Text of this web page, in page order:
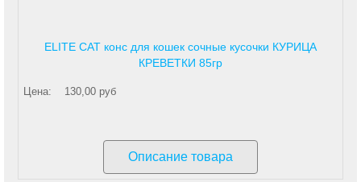
ELITE CAT конс для кошек сочные кусочки КУРИЦА
КРЕВЕТКИ 85гр
Цена: 130,00 руб
Описание товара